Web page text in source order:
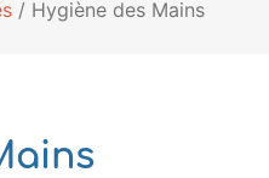
/ Hygiène des Mains